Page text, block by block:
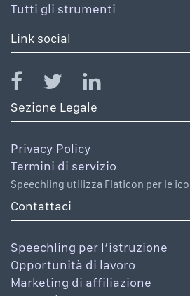
Tutti gli strumenti
Link social
Sezione Legale
Privacy Policy
Termini di servizio
Speechling utilizza Flaticon per le
Contattaci
Speechling per l’istruzione
Opportunità di lavoro
Marketing di affiliazione